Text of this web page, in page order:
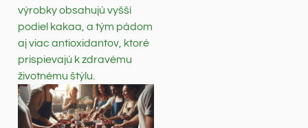
výrobky obsahujú vyšší
podiel kakaa, a tým pádom
aj viac antioxidantov, ktoré
prispievajú k zdravému
životnému štýlu.